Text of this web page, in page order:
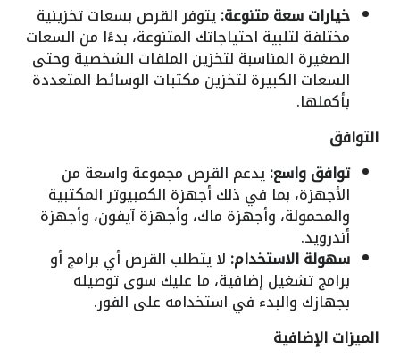
خيارات سعة متنوعة:يتوفر القرص بسعات تخزينية
مختلفة لتلبية احتياجاتك المتنوعة، بدءًا من السعات
الصغيرة المناسبة لتخزين الملفات الشخصية وحتى
السعات الكبيرة لتخزين مكتبات الوسائط المتعددة
بأكملها.
التوافق
توافق واسع:يدعم القرص مجموعة واسعة من
الأجهزة، بما في ذلك أجهزة الكمبيوتر المكتبية
والمحمولة، وأجهزة ماك، وأجهزة آيفون، وأجهزة
أندرويد.
سهولة الاستخدام: لا يتطلب القرص أي برامج أو
برامج تشغيل إضافية، ما عليك سوى توصيله
بجهازك والبدء في استخدامه على الفور.
الميزات الإضافية